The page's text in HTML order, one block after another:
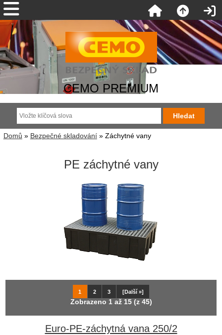
CEMO PREMIUM
Domů » Bezpečné skladování» Záchytné vany
PE záchytné vany
1 2 3 [Další »]
Zobrazeno 1až 15(z 45)
Euro-PE-záchytná vana 250/2